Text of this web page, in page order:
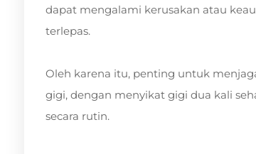
dapat mengalami kerusakan atau
terlepas.
Oleh karena itu, penting untuk
gigi, dengan menyikat gigi dua kali
secara rutin.